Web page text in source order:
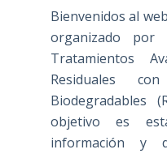
Bienvenidos al
organizado por
Tratamientos
Residuales
Biodegradables
objetivo es
información y